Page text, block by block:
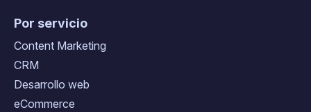
Por servicio
Content Marketing
CRM
Desarrollo web
eCommerce